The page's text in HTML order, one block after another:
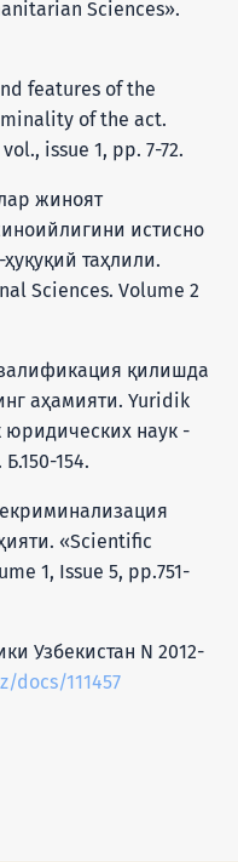
Sciences».
features of the
of the act.
issue 1, pp. 7-72.
жиноят
истисно
таҳлили.
Sciences. Volume 2
қилишда
аҳамияти. Yuridik
наук -
154.
«Scientific
1, Issue 5, pp.751-
Узбекистан N 2012-
docs/111457